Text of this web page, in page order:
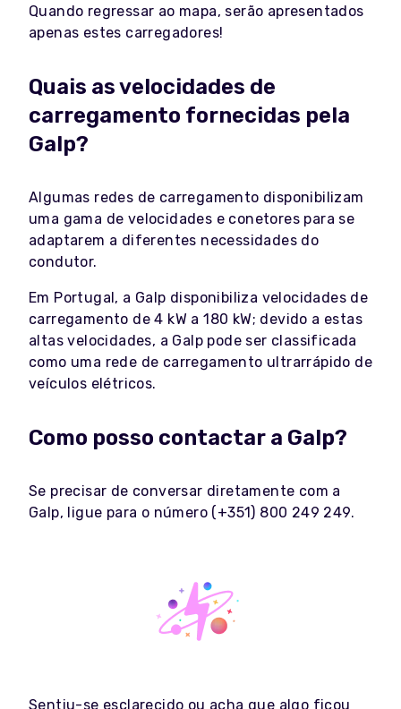
Quando regressar ao mapa, serão apresentados
apenas estes carregadores!
Quais as velocidades de
carregamento fornecidas pela
Galp?
Algumas redes de carregamento disponibilizam
uma gama de velocidades e conetores para se
adaptarem a diferentes necessidades do
condutor.
Em Portugal, a Galp disponibiliza velocidades de
carregamento de 4 kW a 180 kW; devido a estas
altas velocidades, a Galp pode ser classificada
como uma rede de carregamento ultrarrápido de
veículos elétricos.
Como posso contactar a Galp?
Se precisar de conversar diretamente com a
Galp, ligue para o número (+351) 800 249 249.
Sentiu-se esclarecido ou acha que algo ficou